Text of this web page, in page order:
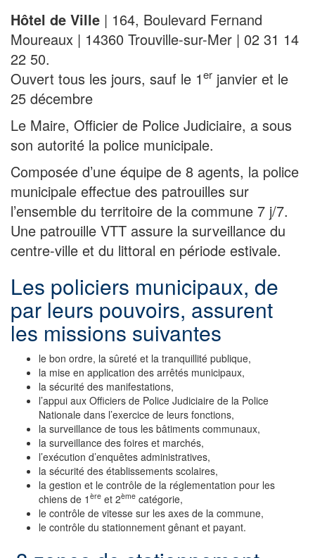
Hôtel de Ville | 164, Boulevard Fernand
Moureaux | 14360 Trouville-sur-Mer | 02 31 14
22 50.
Ouvert tous les jours, sauf le 1er janvier et le
25 décembre
Le Maire, Officier de Police Judiciaire, a sous
son autorité la police municipale.
Composée d’une équipe de 8 agents, la police
municipale effectue des patrouilles sur
l’ensemble du territoire de la commune 7 j/7.
Une patrouille VTT assure la surveillance du
centre-ville et du littoral en période estivale.
Les policiers municipaux, de
par leurs pouvoirs, assurent
les missions suivantes
le bon ordre, la sûreté et la tranquillité publique,
la mise en application des arrêtés municipaux,
la sécurité des manifestations,
l’appui aux Officiers de Police Judiciaire de la Police
Nationale dans l’exercice de leurs fonctions,
la surveillance de tous les bâtiments communaux,
la surveillance des foires et marchés,
l’exécution d’enquêtes administratives,
la sécurité des établissements scolaires,
la gestion et le contrôle de la réglementation pour les
chiens de 1 ère et 2ème catégorie,
le contrôle de vitesse sur les axes de la commune,
le contrôle du stationnement gênant et payant.